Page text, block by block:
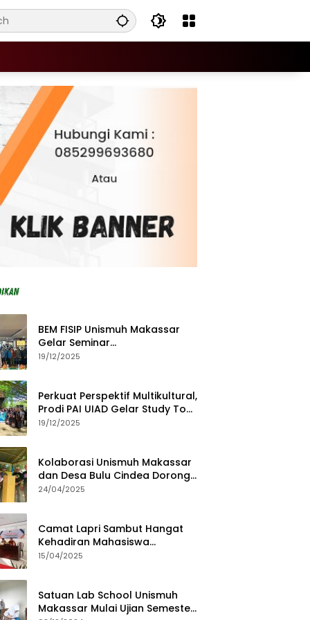
BEM FISIP Unismuh Makassar
Gelar Seminar
Keperempuanan, Bahas
19/12/2025
Perkuat Perspektif Multikultural,
Prodi PAI UIAD Gelar Study Tour
ke Kajang
19/12/2025
Kolaborasi Unismuh Makassar
dan Desa Bulu Cindea Dorong
Sentra Garam Industri
24/04/2025
Camat Lapri Sambut Hangat
Kehadiran Mahasiswa
PoltekMu
15/04/2025
Satuan Lab School Unismuh
Makassar Mulai Ujian Semester,